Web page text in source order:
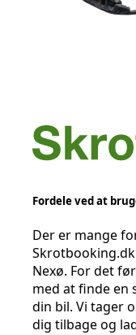
Fordele ved at
Der er mange
Nexø. For det
med at finde en
din bil. Vi tager
dig tilbage og